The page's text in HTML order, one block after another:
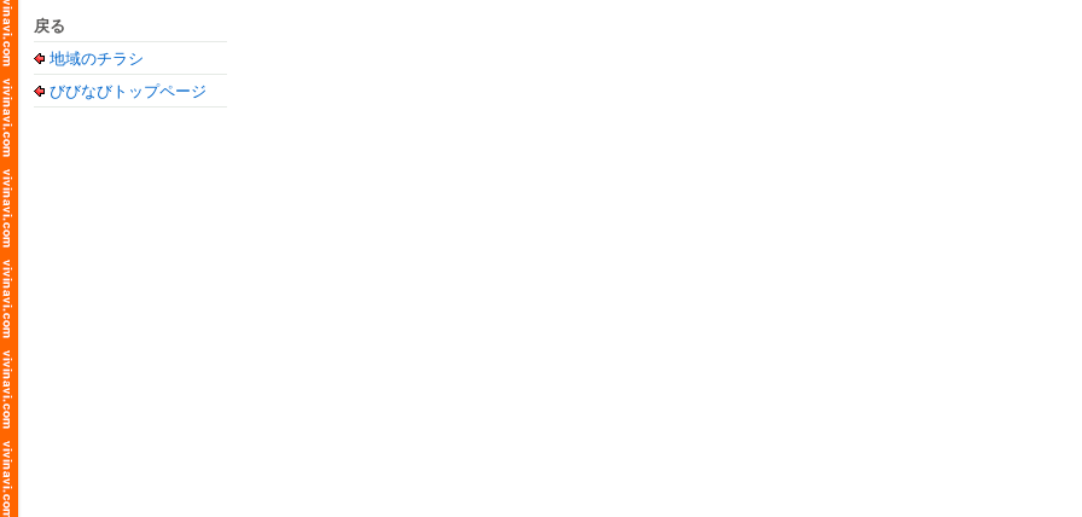
戻る
地域のチラシ
びびなびトップページ